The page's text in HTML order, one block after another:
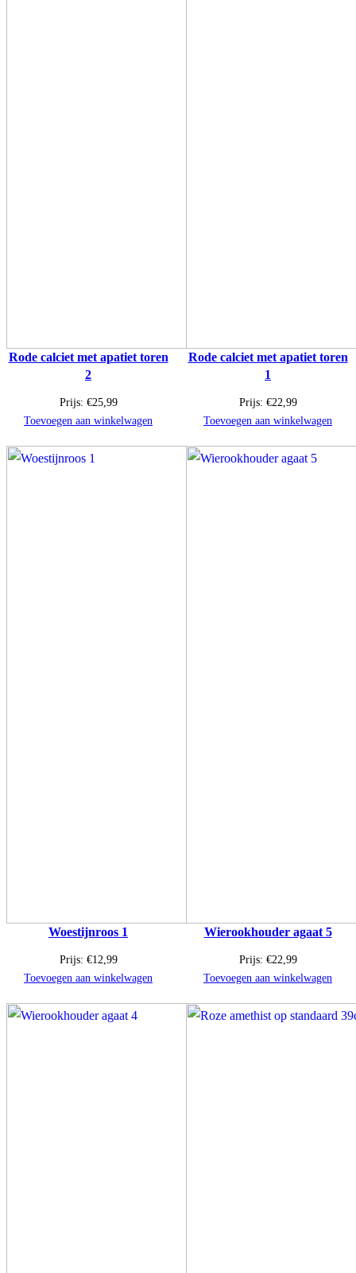
Rode calciet met apatiet toren
2
Prijs: €25,99
Toevoegen aan winkelwagen
Rode calciet met apatiet toren
1
Prijs: €22,99
Toevoegen aan winkelwagen
Woestijnroos 1
Prijs: €12,99
Toevoegen aan winkelwagen
Wierookhouder agaat 5
Prijs: €22,99
Toevoegen aan winkelwagen